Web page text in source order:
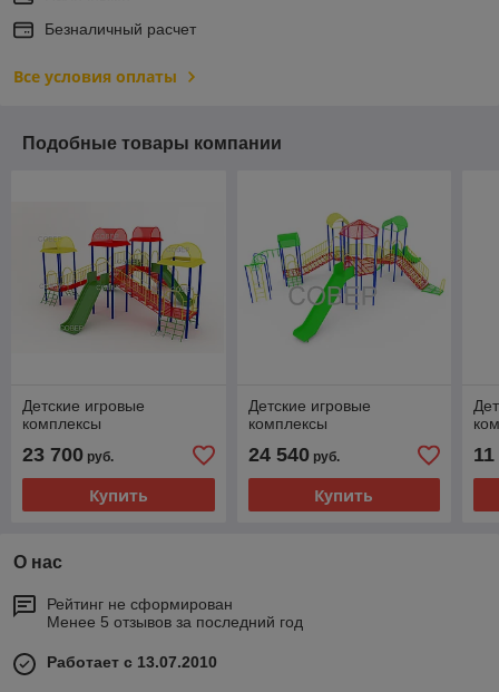
Безналичный расчет
Все условия оплаты
Подобные товары компании
Детские игровые
комплексы
23 700 руб.
Купить
Детские игровые
комплексы
24 540руб.
Купить
О нас
Рейтинг не сформирован
Менее 5 отзывов за последний год
Работает с 13.07.2010